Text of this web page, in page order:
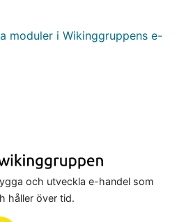
moduler i Wikinggruppens e-
och utveckla e-handel som
håller över tid.